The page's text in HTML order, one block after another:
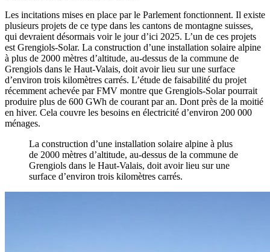
Les incitations mises en place par le Parlement fonctionnent. Il existe
plusieurs projets de ce type dans les cantons de montagne suisses,
qui devraient désormais voir le jour d’ici 2025. L’un de ces projets
est Grengiols-Solar. La construction d’une installation solaire alpine
à plus de 2000 mètres d’altitude, au-dessus de la commune de
Grengiols dans le Haut-Valais, doit avoir lieu sur une surface
d’environ trois kilomètres carrés. L’étude de faisabilité du projet
récemment achevée par FMV montre que Grengiols-Solar pourrait
produire plus de 600 GWh de courant par an. Dont près de la moitié
en hiver. Cela couvre les besoins en électricité d’environ 200 000
ménages.
La construction d’une installation solaire alpine à plus
de 2000 mètres d’altitude, au-dessus de la commune de
Grengiols dans le Haut-Valais, doit avoir lieu sur une
surface d’environ trois kilomètres carrés.